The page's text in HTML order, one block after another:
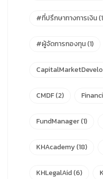
#ที่ปรึกษาทางการเงิน
#ผู้จัดการกองทุน(1)
CMDF(2)
FundManager(1)
KHAcademy(18)
KHLegalAid(6)